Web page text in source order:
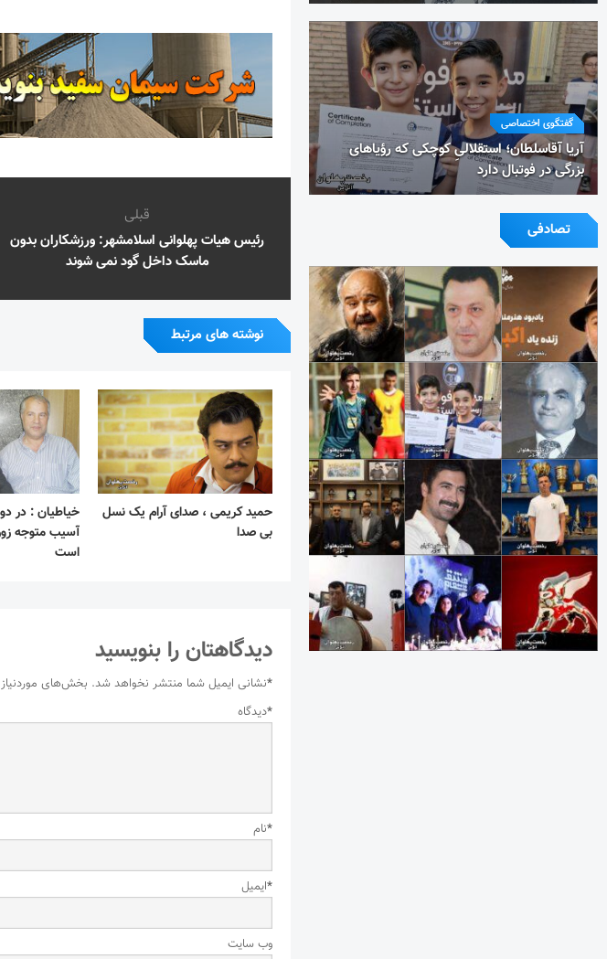
گفتگوی اختصاصی
آریا آقاسلطان؛ استقلالیِ کوچکی که رؤیاهای
بزرگی در فوتبال دارد
تصادفی
قبلی
رئیس هیات پهلوانی اسلامشهر: ورزشکاران بدون
ماسک داخل گود نمی شوند
نوشته های مرتبط
حمید کریمی ، صدای آرام یک نسل
بی صدا
خیاطیان : در
آسیب متوجه
است
دیدگاهتان را بنویسید
نشانی ایمیل شما منتشر نخواهد شد. بخش‌های
*
دیدگاه*
نام*
ایمیل*
وب‌ سایت